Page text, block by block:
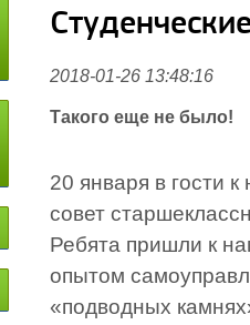
2018-01-26 13:48:16
Такого еще не было!
20 января в гости
совет
Ребята пришли к
опытом
«подводных